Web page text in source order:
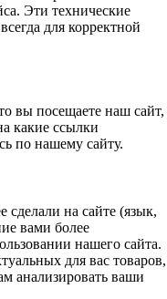
Эти технические
для корректной
вы посещаете наш сайт,
какие ссылки
по нашему сайту.
на сайте (язык,
вами более
нашего сайта.
для вас товаров,
анализировать ваши